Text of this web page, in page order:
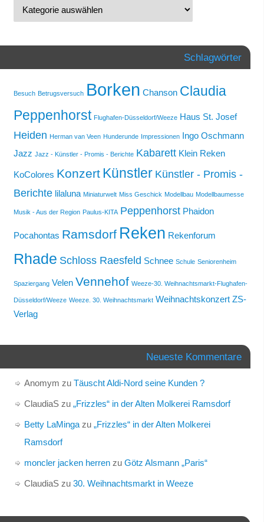
Schlagwörter
Besuch Betrugsversuch Borken Chanson Claudia
Peppenhorst Flughafen-Düsseldorf/Weeze Haus St. Josef
Heiden Herman van Veen Hunderunde Impressionen Ingo Oschmann
Jazz Jazz - Künstler - Promis - Berichte Kabarett Klein Reken
KoColores Konzert Künstler Künstler - Promis -
Berichte lilaluna Miniaturwelt Miss Geschick Modellbau Modellbaumesse
Musik - Aus der Region Paulus-KITA Peppenhorst Phaidon
Pocahontas Ramsdorf Reken Rekenforum
Rhade Schloss Raesfeld Schnee Schule Seniorenheim
Spaziergang Velen Vennehof Weeze-30. Weihnachtsmarkt-Flughafen-
Düsseldorf/Weeze Weeze. 30. Weihnachtsmarkt Weihnachtskonzert ZS-
Verlag
Neueste Kommentare
Anomym zu Täuscht Aldi-Nord seine Kunden ?
ClaudiaSzu „Frizzles“ in der Alten Molkerei Ramsdorf
Betty LaMingazu „Frizzles“ in der Alten Molkerei
Ramsdorf
moncler jacken herrenzu Götz Alsmann „Paris“
ClaudiaSzu 30. Weihnachtsmarkt in Weeze